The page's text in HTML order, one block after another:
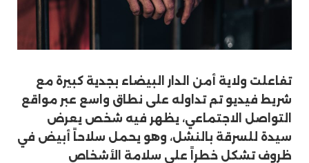
تفاعلت ولاية أمن الدار البيضاء بجدية كبيرة مع
شريط فيديو تم تداوله على نطاق واسع عبر مواقع
التواصل الاجتماعي، يظهر فيه شخص يعرض
سيدة للسرقة بالنشل، وهو يحمل سلاحاً أبيض في
ظروف تشكل خطراً على سلامة الأشخاص